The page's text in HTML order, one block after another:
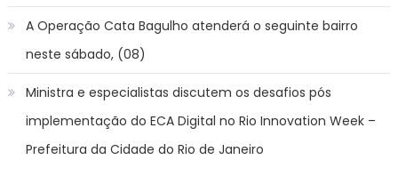
A Operação Cata Bagulho atenderá o seguinte bairro
neste sábado, (08)
Ministra e especialistas discutem os desafios pós
implementação do ECA Digital no Rio Innovation Week –
Prefeitura da Cidade do Rio de Janeiro